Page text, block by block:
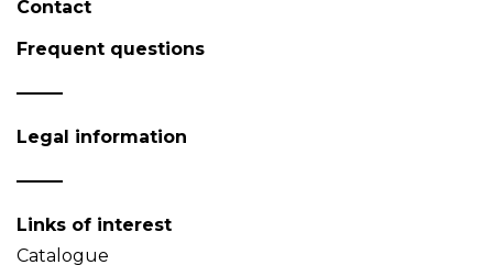
Contact
Frequent questions
Legal information
Links of interest
Catalogue